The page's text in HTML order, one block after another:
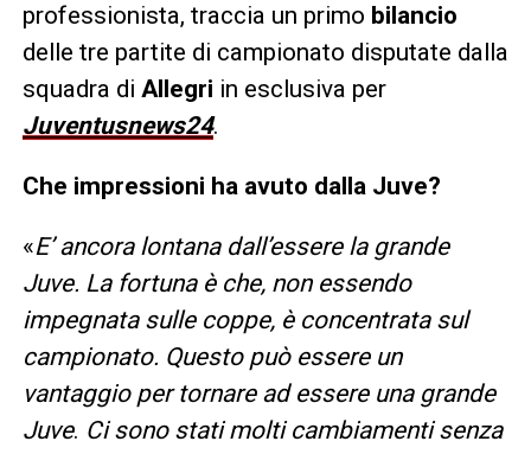
professionista, traccia un primo bilancio
delle tre partite di campionato disputate dalla
squadra di Allegri in esclusiva per
Juventusnews24.
Che impressioni ha avuto dalla Juve?
«E’ ancora lontana dall’essere la grande
Juve. La fortuna è che, non essendo
impegnata sulle coppe, è concentrata sul
campionato. Questo può essere un
vantaggio per tornare ad essere una grande
Juve. Ci sono stati molti cambiamenti senza